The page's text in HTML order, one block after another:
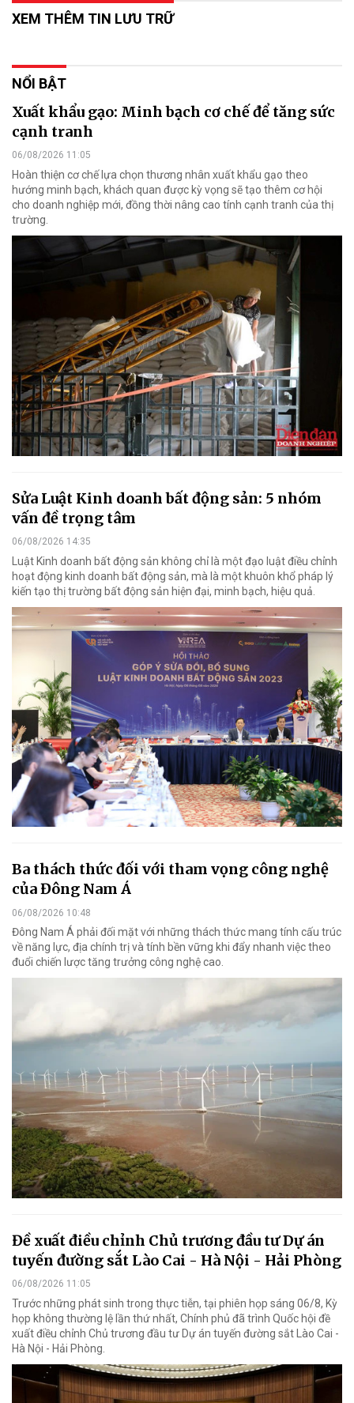
XEM THÊM TIN LƯU TRỮ
NỔI BẬT
Xuất khẩu gạo: Minh bạch cơ chế để tăng sức
cạnh tranh
06/08/2026 11:05
Hoàn thiện cơ chế lựa chọn thương nhân xuất khẩu gạo theo
hướng minh bạch, khách quan được kỳ vọng sẽ tạo thêm cơ hội
cho doanh nghiệp mới, đồng thời nâng cao tính cạnh tranh của thị
trường.
Sửa Luật Kinh doanh bất động sản: 5 nhóm
vấn đề trọng tâm
06/08/2026 14:35
Luật Kinh doanh bất động sản không chỉ là một đạo luật điều chỉnh
hoạt động kinh doanh bất động sản, mà là một khuôn khổ pháp lý
kiến tạo thị trường bất động sản hiện đại, minh bạch, hiệu quả.
Ba thách thức đối với tham vọng công nghệ
của Đông Nam Á
06/08/2026 10:48
Đông Nam Á phải đối mặt với những thách thức mang tính cấu trúc
về năng lực, địa chính trị và tính bền vững khi đẩy nhanh việc theo
đuổi chiến lược tăng trưởng công nghệ cao.
Đề xuất điều chỉnh Chủ trương đầu tư Dự án
tuyến đường sắt Lào Cai - Hà Nội - Hải Phòng
06/08/2026 11:05
Trước những phát sinh trong thực tiễn, tại phiên họp sáng 06/8, Kỳ
họp không thường lệ lần thứ nhất, Chính phủ đã trình Quốc hội đề
xuất điều chỉnh Chủ trương đầu tư Dự án tuyến đường sắt Lào Cai -
Hà Nội - Hải Phòng.